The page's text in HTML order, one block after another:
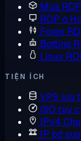
Mua RDP
RDP ở
Forex
Botting
Linux
TIỆN ÍCH
VPS lưu
ISO tùy
IPv4
IP bổ